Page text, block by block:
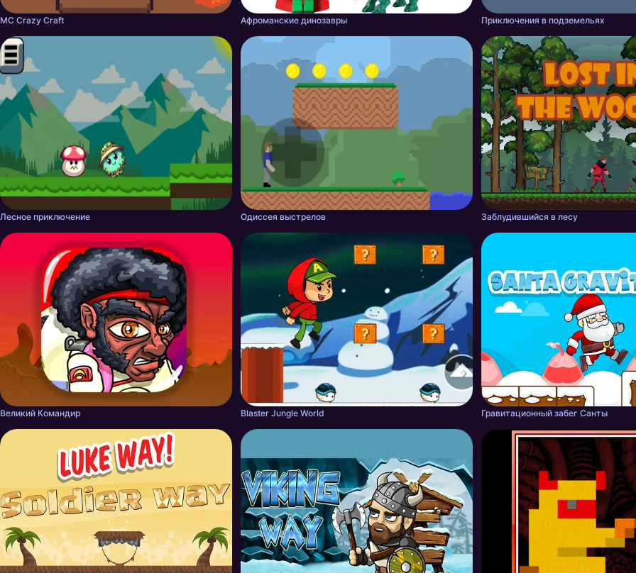
MC Crazy Craft Афроманские динозавры Приключения в подземельях
Лесное приключение Одиссея выстрелов Заблудившийся в лесу
Великий Командир Blaster Jungle World Гравитационный забег Санты